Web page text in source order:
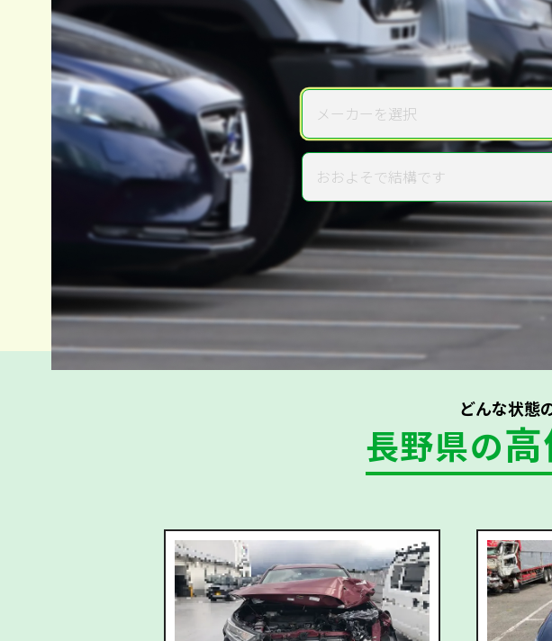
電話か出張か、高い方の査定を提案。
だから高価買取!
無
ご依頼いただ
メーカー メーカーを選択
年式 おおよそで結構です
どんな状態
長野県の